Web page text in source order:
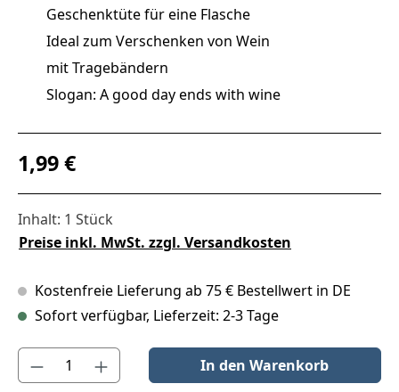
Geschenktüte für eine Flasche
Ideal zum Verschenken von Wein
mit Tragebändern
Slogan: A good day ends with wine
Regulärer Preis:
1,99 €
Inhalt: 1 Stück
Preise inkl. MwSt. zzgl. Versandkosten
Kostenfreie Lieferung ab 75 € Bestellwert in DE
Sofort verfügbar, Lieferzeit: 2-3 Tage
Produkt Anzahl: Gib den gewünschten Wert ein oder benutze
In den Warenkorb